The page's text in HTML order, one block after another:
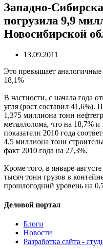
Западно-
погрузила 9,9
Новосибирской
13.09.2011
Это превышает аналогичные
18,1%
В частности, с начала года
угля (рост составил 41,6%).
1,375 миллиона тонн
металлолома, что на 18,7%
показатели 2010 года
4,5 миллиона тонн
факт 2010 года на 27,3%.
Кроме того, в январе-
тысяч тонн грузов в
прошлогодний уровень на
Деловой портал
Блоги
Новости
Разработка сайта -